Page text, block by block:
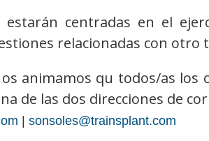
estarán centradas en el
relacionadas con otro
os animamos qu todos/as
de las dos direcciones de
| sonsoles@trainsplant.com